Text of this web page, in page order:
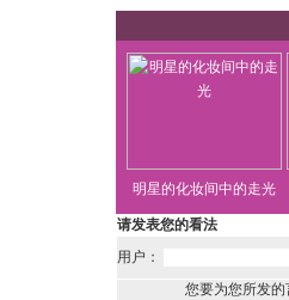
明星的化妆间中的走光
请发表您的看法
用户：
您要为您所发